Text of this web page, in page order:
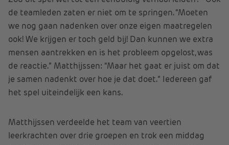
de teamleden zaten er niet om te springen. “Moeten
we nog gaan nadenken over onze eigen maatregelen
ook! We krijgen er toch geld bij! Dan kunnen we extra
mensen aantrekken en is het probleem opgelost, was
de reactie.” Matthijssen: “Maar het gaat er juist om dat
je samen nadenkt over hoe je dat doet.” Iedereen gaf
het spel uiteindelijk een kans.
Matthijssen verdeelde het team van veertien
leerkrachten over drie groepen en trok een middag